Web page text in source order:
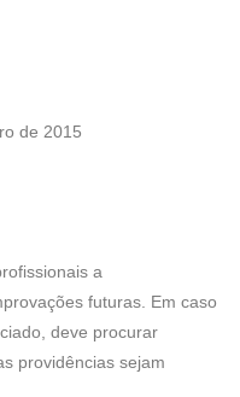
de 2015
a
futuras. Em caso
deve procurar
providências sejam